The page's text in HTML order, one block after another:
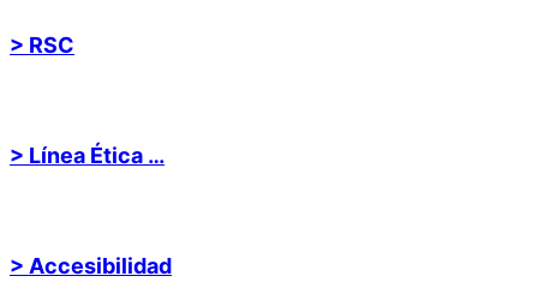
> RSC
> Línea Ética …
> Accesibilidad